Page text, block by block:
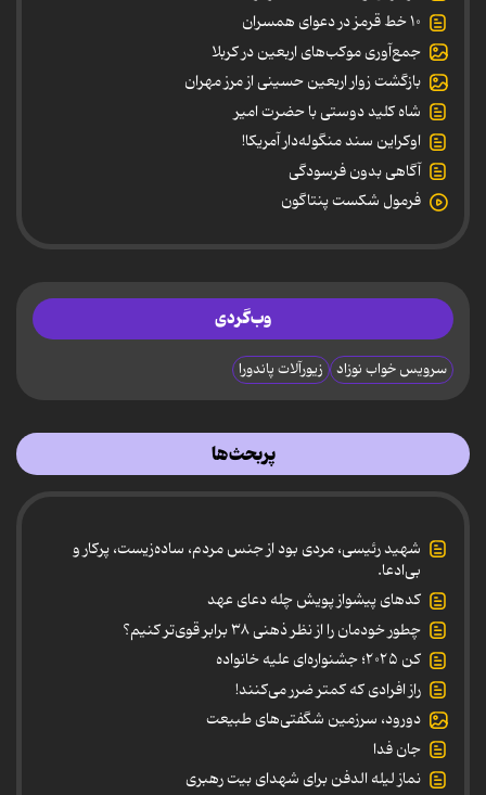
۱۰ خط قرمز در دعوای همسران
جمع‌آوری موکب‌های اربعین در کربلا
بازگشت زوار اربعین حسینی از مرز مهران
شاه کلید دوستی با حضرت امیر
اوکراین سند منگوله‌دار آمریکا!
آگاهی بدون فرسودگی
فرمول شکست پنتاگون
وب‌گردی
سرویس خواب نوزاد زیورآلات پاندورا
پربحث‌ها
شهید رئیسی، مردی بود از جنس مردم، ساده‌زیست، پرکار و
بی‌ادعا.
کدهای پیشواز پویش چله دعای عهد
چطور خودمان را از نظر ذهنی ۳۸ برابر قوی‌تر کنیم؟
کن ۲۰۲۵؛ جشنواره‌ای علیه خانواده
راز افرادی که کمتر ضرر می‌کنند!
دورود، سرزمین شگفتی‌های طبیعت
جان فدا
نماز لیله الدفن برای شهدای بیت رهبری